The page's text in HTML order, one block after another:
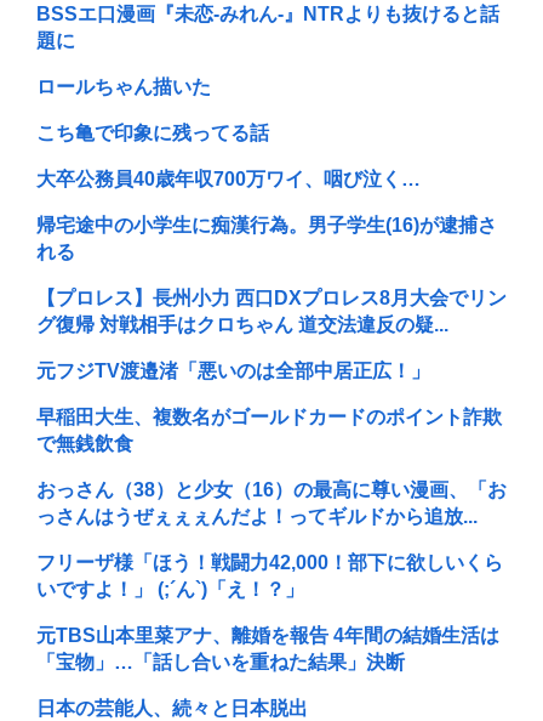
BSSエ口漫画『未恋-みれん-』NTRよりも抜けると話
題に
ロールちゃん描いた
こち亀で印象に残ってる話
大卒公務員40歳年収700万ワイ、咽び泣く…
帰宅途中の小学生に痴漢行為。男子学生(16)が逮捕さ
れる
【プロレス】長州小力 西口DXプロレス8月大会でリン
グ復帰 対戦相手はクロちゃん 道交法違反の疑...
元フジTV渡邉渚「悪いのは全部中居正広！」
早稲田大生、複数名がゴールドカードのポイント詐欺
で無銭飲食
おっさん（38）と少女（16）の最高に尊い漫画、「お
っさんはうぜぇぇぇんだよ！ってギルドから追放...
フリーザ様「ほう！戦闘力42,000！部下に欲しいくら
いですよ！」 (;´ん`)「え！？」
元TBS山本里菜アナ、離婚を報告 4年間の結婚生活は
「宝物」…「話し合いを重ねた結果」決断
日本の芸能人、続々と日本脱出